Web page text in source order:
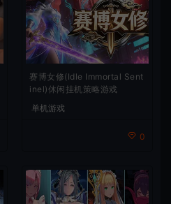
赛博女修(Idle Immortal Sent
inel)休闲挂机策略游戏
单机游戏
0